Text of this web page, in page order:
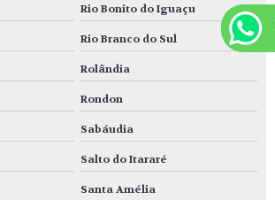
Rio Bonito do Iguaçu
Rio Branco do Sul
Rolândia
Rondon
Sabáudia
Salto do Itararé
Santa Amélia